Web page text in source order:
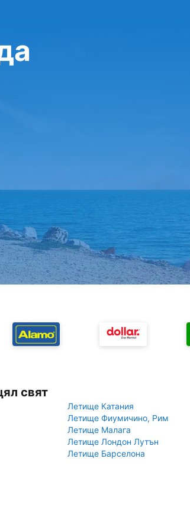
свят
Летище Катания
Летище Фиумичино, Рим
Летище Малага
Летище Лондон Лутън
Летище Барселона